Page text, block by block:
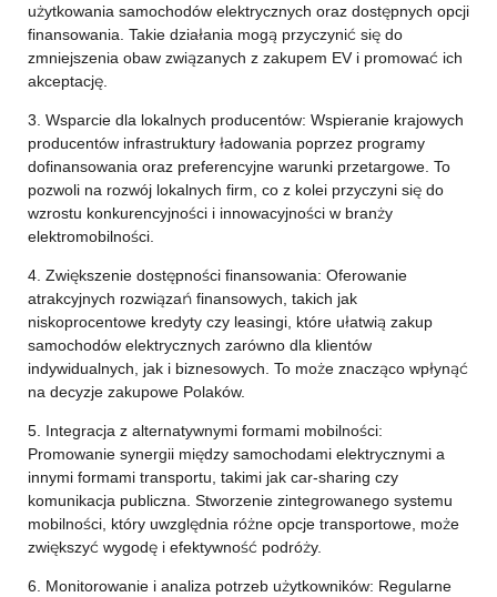
użytkowania samochodów elektrycznych oraz dostępnych opcji
finansowania. Takie działania mogą przyczynić się do
zmniejszenia obaw związanych z zakupem EV i promować ich
akceptację.
3. Wsparcie dla lokalnych producentów: Wspieranie krajowych
producentów infrastruktury ładowania poprzez programy
dofinansowania oraz preferencyjne warunki przetargowe. To
pozwoli na rozwój lokalnych firm, co z kolei przyczyni się do
wzrostu konkurencyjności i innowacyjności w branży
elektromobilności.
4. Zwiększenie dostępności finansowania: Oferowanie
atrakcyjnych rozwiązań finansowych, takich jak
niskoprocentowe kredyty czy leasingi, które ułatwią zakup
samochodów elektrycznych zarówno dla klientów
indywidualnych, jak i biznesowych. To może znacząco wpłynąć
na decyzje zakupowe Polaków.
5. Integracja z alternatywnymi formami mobilności:
Promowanie synergii między samochodami elektrycznymi a
innymi formami transportu, takimi jak car-sharing czy
komunikacja publiczna. Stworzenie zintegrowanego systemu
mobilności, który uwzględnia różne opcje transportowe, może
zwiększyć wygodę i efektywność podróży.
6. Monitorowanie i analiza potrzeb użytkowników: Regularne